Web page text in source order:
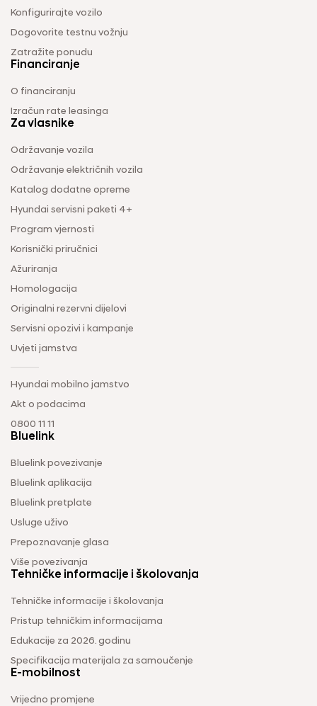
Konfigurirajte vozilo
Dogovorite testnu vožnju
Zatražite ponudu
Financiranje
O financiranju
Izračun rate leasinga
Za vlasnike
Održavanje vozila
Održavanje električnih vozila
Katalog dodatne opreme
Hyundai servisni paketi 4+
Program vjernosti
Korisnički priručnici
Ažuriranja
Homologacija
Originalni rezervni dijelovi
Servisni opozivi i kampanje
Uvjeti jamstva
Hyundai mobilno jamstvo
Akt o podacima
0800 11 11
Bluelink
Bluelink povezivanje
Bluelink aplikacija
Bluelink pretplate
Usluge uživo
Prepoznavanje glasa
Više povezivanja
Tehničke informacije i školovanja
Tehničke informacije i školovanja
Pristup tehničkim informacijama
Edukacije za 2026. godinu
Specifikacija materijala za samoučenje
E-mobilnost
Vrijedno promjene